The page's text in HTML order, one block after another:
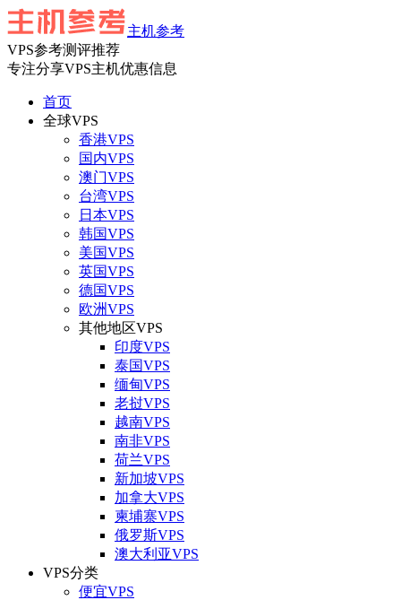
主机参考
VPS参考测评推荐
专注分享VPS主机优惠信息
首页
全球VPS
香港VPS
国内VPS
澳门VPS
台湾VPS
日本VPS
韩国VPS
美国VPS
英国VPS
德国VPS
欧洲VPS
其他地区VPS
印度VPS
泰国VPS
缅甸VPS
老挝VPS
越南VPS
南非VPS
荷兰VPS
新加坡VPS
加拿大VPS
柬埔寨VPS
俄罗斯VPS
澳大利亚VPS
VPS分类
便宜VPS